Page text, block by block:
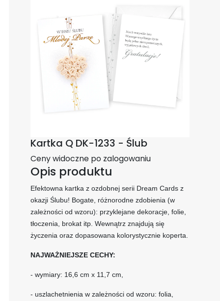
Kartka Q DK-1233 - Ślub
Ceny widoczne po zalogowaniu
Opis produktu
Efektowna kartka z ozdobnej serii Dream Cards z
okazji Ślubu! Bogate, różnorodne zdobienia (w
zależności od wzoru): przyklejane dekoracje, folie,
tłoczenia, brokat itp. Wewnątrz znajdują się
życzenia oraz dopasowana kolorystycznie koperta.
NAJWAŻNIEJSZE CECHY:
- wymiary: 16,6 cm x 11,7 cm,
- uszlachetnienia w zależności od wzoru: folia,